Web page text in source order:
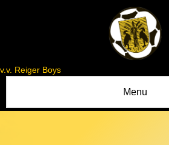
v.v. Reiger Boys
Menu